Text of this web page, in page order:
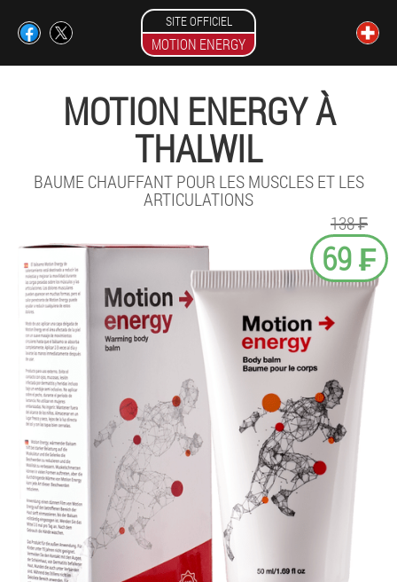
SITE OFFICIEL
MOTION ENERGY
MOTION ENERGY À
THALWIL
BAUME CHAUFFANT POUR LES MUSCLES ET LES
ARTICULATIONS
138 ₣
69 ₣